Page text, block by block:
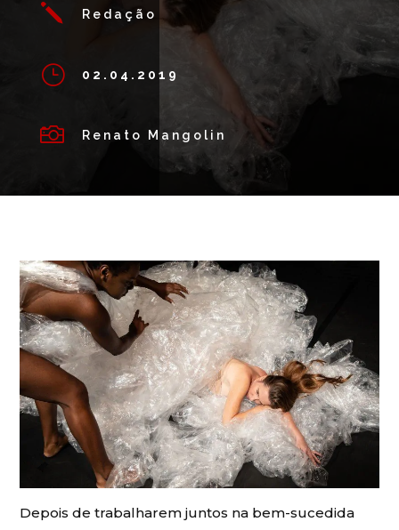
j Redação
} 02.04.2019
 Renato Mangolin
Depois de trabalharem juntos na bem-sucedida